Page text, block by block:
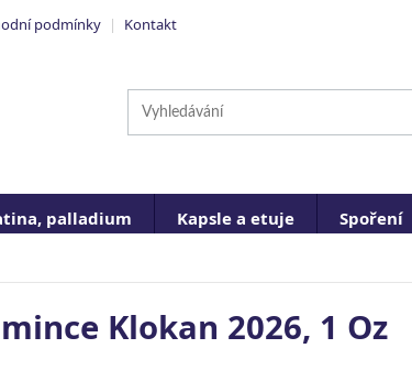
podmínky | Kontakt
palladium Kapsle a etuje Spoření
Klokan 2026, 1 Oz